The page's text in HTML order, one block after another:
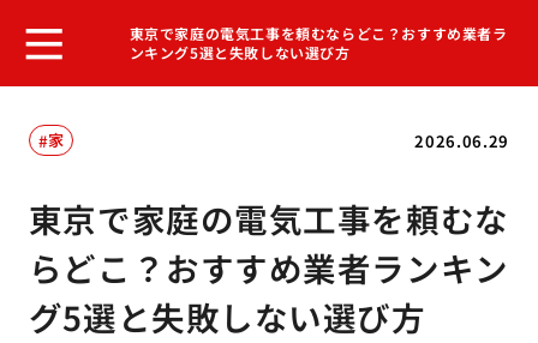
東京で家庭の電気工事を頼むならどこ？おすすめ業者ラ
ンキング5選と失敗しない選び方
2026.06.29
家
東京で家庭の電気工事を頼むな
らどこ？おすすめ業者ランキン
グ5選と失敗しない選び方